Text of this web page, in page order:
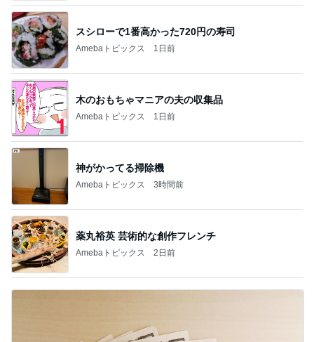
スシローで1番高かった720円の寿司
Amebaトピックス 1日前
木のおもちゃマニアの夫の収集品
Amebaトピックス 1日前
神がかってる掃除機
Amebaトピックス 3時間前
薬丸裕英 芸術的な創作フレンチ
Amebaトピックス 2日前